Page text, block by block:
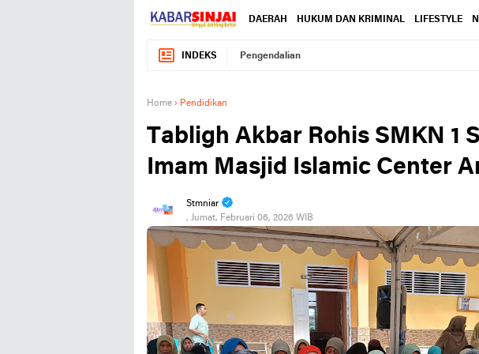
DAERAH HUKUM DAN KRIMINAL LIFESTYLE
INDEKS Pengendalian
Home › Pendidikan
Tabligh Akbar Rohis SMKN 1
Imam Masjid Islamic Center
Stmniar
, Jumat, Februari 06, 2026 WIB